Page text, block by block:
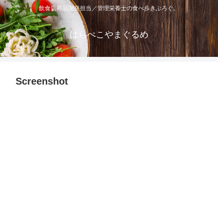
飲食店商品開発担当／管理栄養士の食べ歩きぶろぐ。
はらぺこやまぐるめ
Screenshot